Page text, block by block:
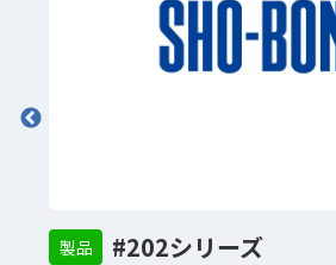
製品 #202シリーズ